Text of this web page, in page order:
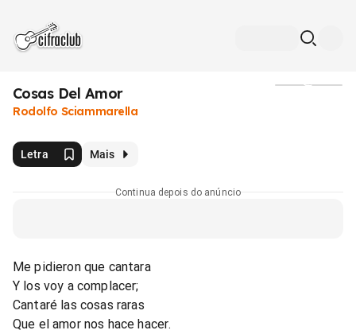
Cosas Del Amor
Rodolfo Sciammarella
Letra Mais
Continua depois do anúncio
Me pidieron que cantara
Y los voy a complacer;
Cantaré las cosas raras
Que el amor nos hace hacer.